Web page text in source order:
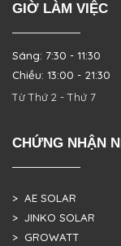
GIỜ LÀM VIỆC
Sáng: 7:30 - 11:30
Chiều: 13:00 - 21:30
Từ Thứ 2 - Thứ 7
CHỨNG NHẬN
> AE SOLAR
> JINKO SOLAR
> GROWATT